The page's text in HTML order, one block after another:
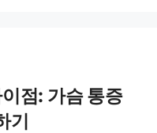
점: 가슴 통증
기